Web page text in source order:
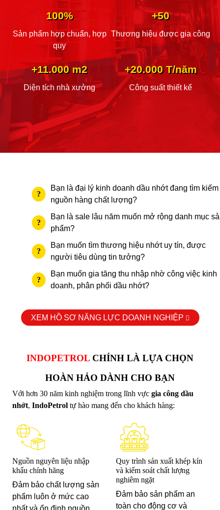
100%
Sản phẩm hợp chuẩn, hợp
quy
+50
Thương hiệu được gia công
+11.000 m2
Diện tích nhà xưởng
+20.000 T/năm
Công suất thiết kế
Bạn là đại lý kinh doanh dầu nhớt đang tìm kiếm
nguồn hàng chất lượng?
Bạn là sale lâu năm muốn mở rộng danh mục
phẩm?
Bạn muốn tìm thương hiệu nhớt uy tín, được
người tiêu dùng tin tưởng?
Bạn muốn gia tăng thu nhập nhờ công việc kinh
doanh, phân phối dầu nhớt?
XEM HỒ SƠ NĂNG LỰC DOANH NGHIỆP
INDOPETROL CHÍNH LÀ LỰA CHỌN
HOÀN HẢO DÀNH CHO BẠN
Với hơn 30 năm kinh nghiệm trong lĩnh vực gia công dầu
nhớt, IndoPetrol tự hào mang đến cho khách hàng:
Nguồn nguyên liệu nhập
khẩu chính hãng
Đảm bảo chất lượng sản
phẩm luôn ở mức cao
nhất và ổn định nguồn
Quy trình sản xuất khép kín
và kiểm soát chất lượng
nghiêm ngặt
Đảm bảo sản phẩm an
toàn cho động cơ và